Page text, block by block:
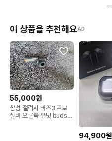
이 상품을 추천해요AD
55,000원
삼성 갤럭시 버즈3 프로
실버 오른쪽 유닛 buds3
94,900원